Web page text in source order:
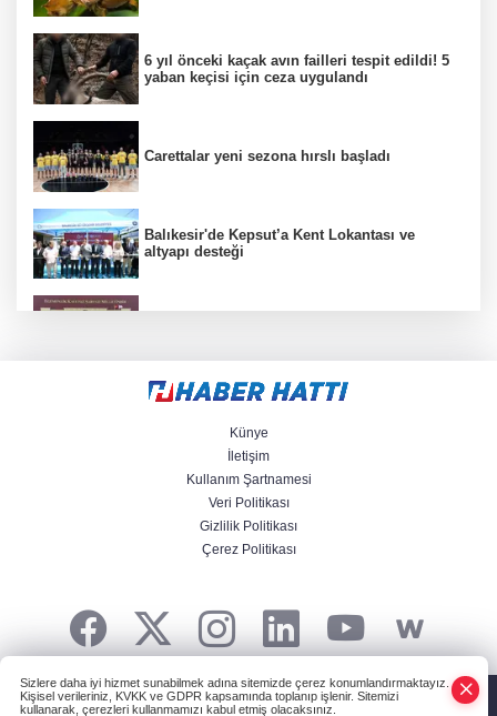
6 yıl önceki kaçak avın failleri tespit edildi! 5
yaban keçisi için ceza uygulandı
Carettalar yeni sezona hırslı başladı
Balıkesir'de Kepsut’a Kent Lokantası ve
altyapı desteği
İstanbul İtfaiyesi’nden yangın riskine karşı
videolu uyarı
Künye
İletişim
Kullanım Şartnamesi
Veri Politikası
Gizlilik Politikası
Çerez Politikası
HABER YAZILIMIve TURKTICARET.NET projesidir Copyright© 2006-2026
Tüm hakları saklıdır.
Sizlere daha iyi hizmet sunabilmek adına sitemizde çerez konumlandırmaktayız.
Kişisel verileriniz, KVKK ve GDPR kapsamında toplanıp işlenir. Sitemizi
kullanarak, çerezleri kullanmamızı kabul etmiş olacaksınız.